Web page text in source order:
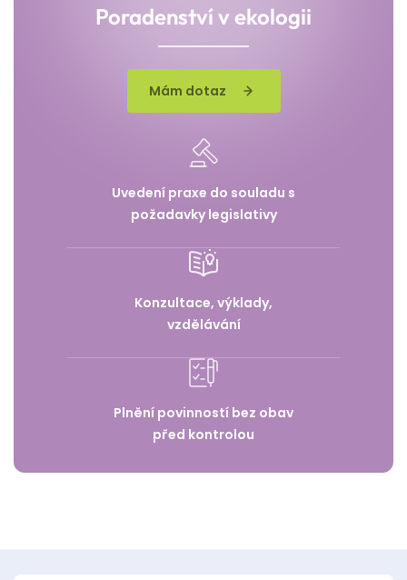
Poradenství v ekologii
Mám dotaz
Uvedení praxe do souladu s
požadavky legislativy
Konzultace, výklady,
vzdělávání
Plnění povinností bez obav
před kontrolou